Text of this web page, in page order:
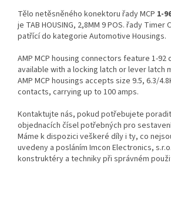
Tělo netěsněného konektoru řady MCP 1-
je TAB HOUSING, 2,8MM 9 POS. řady
patřící do kategorie Automotive Housings.
AMP MCP housing connectors feature 1-
available with a locking latch or lever latch
AMP MCP housings accepts size 9.5, 6.3/
contacts, carrying up to 100 amps.
Kontaktujte nás, pokud potřebujete
objednacích čísel potřebných pro
Máme k dispozici veškeré díly i ty, co
uvedeny a posláním Imcon Electronics,
konstruktéry a techniky při správném